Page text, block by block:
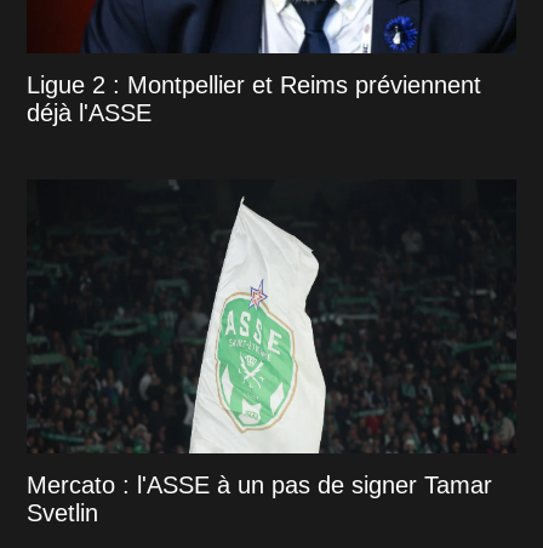
Ligue 2 : Montpellier et Reims préviennent
déjà l'ASSE
Mercato : l'ASSE à un pas de signer Tamar
Svetlin